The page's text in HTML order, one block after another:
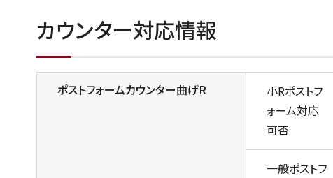
カウンター対応情報
ポストフォームカウンター曲げR
小Rポストフ
ォーム対応
可否
一般ポストフ